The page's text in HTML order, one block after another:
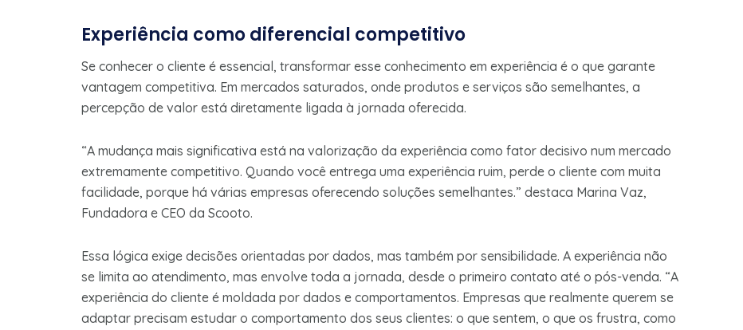
Experiência como diferencial competitivo
Se conhecer o cliente é essencial, transformar esse conhecimento em experiência é o que garante
vantagem competitiva. Em mercados saturados, onde produtos e serviços são semelhantes, a
percepção de valor está diretamente ligada à jornada oferecida.
“A mudança mais significativa está na valorização da experiência como fator decisivo num mercado
extremamente competitivo. Quando você entrega uma experiência ruim, perde o cliente com muita
facilidade, porque há várias empresas oferecendo soluções semelhantes.” destaca Marina Vaz,
Fundadora e CEO da Scooto.
Essa lógica exige decisões orientadas por dados, mas também por sensibilidade. A experiência não
se limita ao atendimento, mas envolve toda a jornada, desde o primeiro contato até o pós-venda. “A
experiência do cliente é moldada por dados e comportamentos. Empresas que realmente querem se
adaptar precisam estudar o comportamento dos seus clientes: o que sentem, o que os frustra, como